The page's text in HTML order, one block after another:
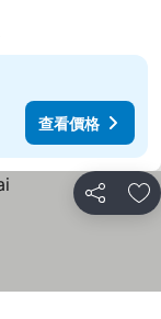
查看價格
分享 放